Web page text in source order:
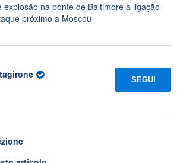
explosão na ponte de Baltimore à ligação
próximo a Moscou
SEGUI